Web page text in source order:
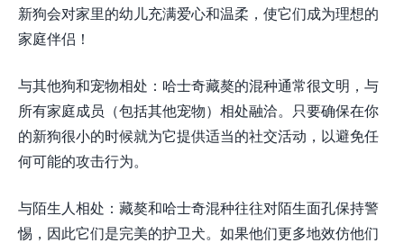
新狗会对家里的幼儿充满爱心和温柔，使它们成为理想的
家庭伴侣！
与其他狗和宠物相处：哈士奇藏獒的混种通常很文明，与
所有家庭成员（包括其他宠物）相处融洽。只要确保在你
的新狗很小的时候就为它提供适当的社交活动，以避免任
何可能的攻击行为。
与陌生人相处：藏獒和哈士奇混种往往对陌生面孔保持警
惕，因此它们是完美的护卫犬。如果他们更多地效仿他们